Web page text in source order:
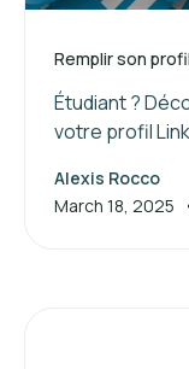
Remplir son
Étudiant ?
votre profil
compétences
Alexis Rocco
March 18, 2025